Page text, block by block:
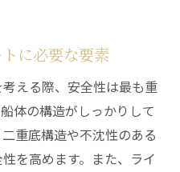
に必要な要素
える際、安全性は最も重
体の構造がしっかりして
重底構造や不沈性のある
を高めます。また、ライ